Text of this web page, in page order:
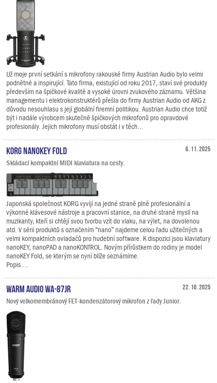
Už moje první setkání s mikrofony rakouské firmy Austrian Audio bylo velmi
podnětné a inspirující. Tato firma, existující od roku 2017, staví své produkty
především na špičkové kvalitě a vysoké úrovni zvukového záznamu. Většina
managementu i elektrokonstruktérů přešla do firmy Austrian Audio od AKG z
důvodu nesouhlasu s její globální firemní politikou. Austrian Audio chce totiž
být i nadále výrobcem skutečně špičkových mikrofonů pro opravdové
profesionály. Jejich mikrofony musí obstát i v těch...
6. 11. 2025
KORG nanoKEY Fold
Skládací kompaktní MIDI klaviatura na cesty.
Japonská společnost KORG vyvíjí na jedné straně plně profesionální a
výkonné klávesové nástroje a pracovní stanice, na druhé straně myslí na
muzikanty, kteří si chtějí svou tvorbu vzít do vlaku, na výlet, na dovolenou
atd. V sérii produktů s označením “nano” najdeme celou řadu užitečných a
velmi kompaktních ovladačů pro hudební software. K dispozici jsou klaviatury
nanoKEY, nanoPAD a nanoKONTROL. Novým přírůstkem do rodiny je model
nanoKEY Fold, se kterým se nyní blíže seznámíme.
Popis....
22. 10. 2025
Warm Audio WA-87jr
Nový velkomembránový FET-kondenzátorový mikrofon z řady Junior.